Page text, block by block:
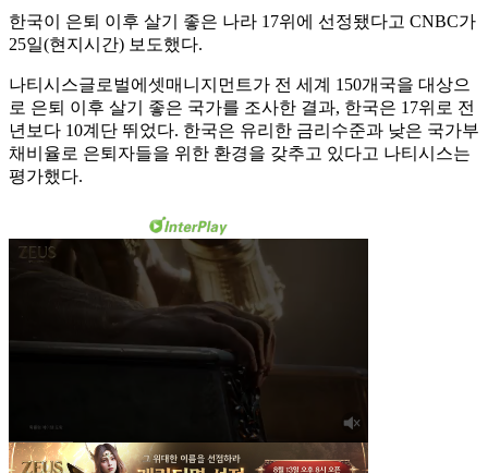
한국이 은퇴 이후 살기 좋은 나라 17위에 선정됐다고 CNBC가
25일(현지시간) 보도했다.
나티시스글로벌에셋매니지먼트가 전 세계 150개국을 대상으
로 은퇴 이후 살기 좋은 국가를 조사한 결과, 한국은 17위로 전
년보다 10계단 뛰었다. 한국은 유리한 금리수준과 낮은 국가부
채비율로 은퇴자들을 위한 환경을 갖추고 있다고 나티시스는
평가했다.